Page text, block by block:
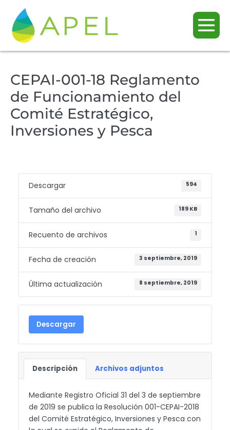
CEPAI-001-18 Reglamento
de Funcionamiento del
Comité Estratégico,
Inversiones y Pesca
Descargar 594
Tamaño del archivo 189 KB
Recuento de archivos 1
Fecha de creación 3 septiembre, 2019
Última actualización 8 septiembre, 2019
Descargar
Descripción Archivos adjuntos
Mediante Registro Oficial 31 del 3 de septiembre
de 2019 se publica la Resolución 001-CEPAI-2018
del Comité Estratégico, Inversiones y Pesca con